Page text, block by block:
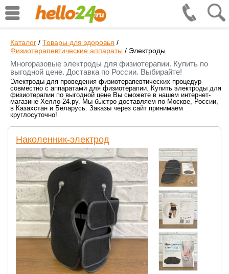
Каталог / Товары для здоровья /
Физиотерапевтические аппараты / Электроды
Многоразовые электроды для физиотерапии. Купить по
выгодной цене. Доставка по России. Выбирайте!
Электроды для проведения физиотерапевтических процедур
совместно с аппаратами для физиотерапии. Купить электроды для
физиотерапии по выгодной цене Вы сможете в нашем интернет-
магазине Хелло-24.ру. Мы быстро доставляем по Москве, России,
в Казахстан и Беларусь. Заказы через сайт принимаем
круглосуточно!
Наколенник-электрод